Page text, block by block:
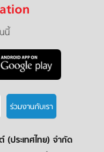
นี้
ร่วมงานกับเรา
(ประเทศไทย) จำกัด